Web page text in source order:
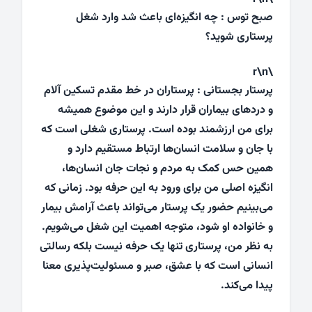
صبح توس : چه انگیزه‌ای باعث شد وارد شغل
پرستاری شوید؟
\r\n
پرستار بجستانی : پرستاران در خط مقدم تسکین آلام
و دردهای بیماران قرار دارند و این موضوع همیشه
برای من ارزشمند بوده است. پرستاری شغلی است که
با جان و سلامت انسان‌ها ارتباط مستقیم دارد و
همین حس کمک به مردم و نجات جان انسان‌ها،
انگیزه اصلی من برای ورود به این حرفه بود. زمانی که
می‌بینیم حضور یک پرستار می‌تواند باعث آرامش بیمار
و خانواده او شود، متوجه اهمیت این شغل می‌شویم.
به نظر من، پرستاری تنها یک حرفه نیست بلکه رسالتی
انسانی است که با عشق، صبر و مسئولیت‌پذیری معنا
پیدا می‌کند.